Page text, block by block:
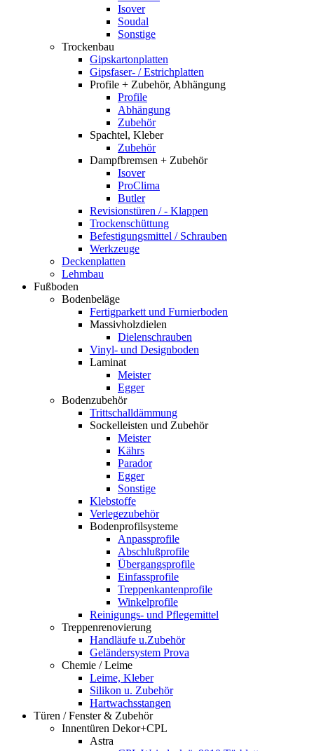
Isover
Soudal
Sonstige
Trockenbau
Gipskartonplatten
Gipsfaser- / Estrichplatten
Profile + Zubehör, Abhängung
Profile
Abhängung
Zubehör
Spachtel, Kleber
Zubehör
Dampfbremsen + Zubehör
Isover
ProClima
Butler
Revisionstüren / - Klappen
Trockenschüttung
Befestigungsmittel / Schrauben
Werkzeuge
Deckenplatten
Lehmbau
Fußboden
Bodenbeläge
Fertigparkett und Furnierboden
Massivholzdielen
Dielenschrauben
Vinyl- und Designboden
Laminat
Meister
Egger
Bodenzubehör
Trittschalldämmung
Sockelleisten und Zubehör
Meister
Kährs
Parador
Egger
Sonstige
Klebstoffe
Verlegezubehör
Bodenprofilsysteme
Anpassprofile
Abschlußprofile
Übergangsprofile
Einfassprofile
Treppenkantenprofile
Winkelprofile
Reinigungs- und Pflegemittel
Treppenrenovierung
Handläufe u.Zubehör
Geländersystem Prova
Chemie / Leime
Leime, Kleber
Silikon u. Zubehör
Hartwachsstangen
Türen / Fenster & Zubehör
Innentüren Dekor+CPL
Astra